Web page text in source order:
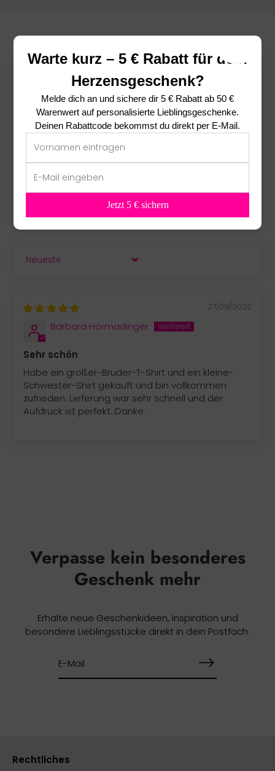
Das sagen unsere Kunden ❤
5.00 von 5
basierend auf 1 Bewertung
SORT BY
27/09/2022
Barbara Hörmadinger
Sehr schön
Habe ein großer-Bruder-T-Shirt und ein kleine-
Schwester-Shirt gekauft und bin vollkommen
zufrieden. Lieferung war sehr schnell und der
Aufdruck ist perfekt. Danke.
Verpasse kein besonderes
Geschenk mehr
Erhalte neue Geschenkideen, Inspiration und
besondere Lieblingsstücke direkt in dein Postfach.
Rechtliches
Warte kurz – 5 € Rabatt für dein
Herzensgeschenk?
Melde dich an und sichere dir 5 € Rabatt ab 50 €
Warenwert auf personalisierte Lieblingsgeschenke.
Deinen Rabattcode bekommst du direkt per E-Mail.
Jetzt 5 € sichern